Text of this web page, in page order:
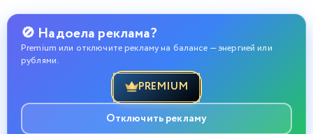
🚫 Надоела реклама?
Premium или отключите рекламу на балансе — энергией или
рублями.
PREMIUM
Отключить рекламу